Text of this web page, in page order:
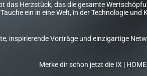
das Herzstück, das die gesamte
ein in eine Welt, in der Technologie
inspirierende Vorträge und einzigartige
Merke dir schon jetzt die IX |